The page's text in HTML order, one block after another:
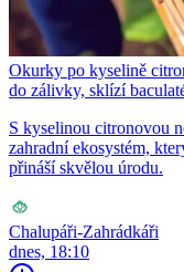
Okurky po kyselině
do zálivky, sklízí
S kyselinou citronovou
zahradní ekosystém,
přináší skvělou úrodu.
Chalupáři-Zahrádkáři
dnes, 18:10